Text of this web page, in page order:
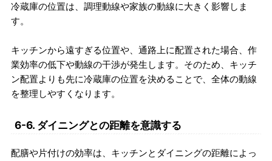
冷蔵庫の位置は、調理動線や家族の動線に大きく影響しま
す。
キッチンから遠すぎる位置や、通路上に配置された場合、作
業効率の低下や動線の干渉が発生します。そのため、キッチ
ン配置よりも先に冷蔵庫の位置を決めることで、全体の動線
を整理しやすくなります。
6-6. ダイニングとの距離を意識する
配膳や片付けの効率は、キッチンとダイニングの距離によっ